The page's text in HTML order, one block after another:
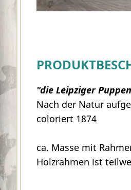
"die Leipziger
Nach der Natur
coloriert 1874
ca. Masse mit
Holzrahmen ist